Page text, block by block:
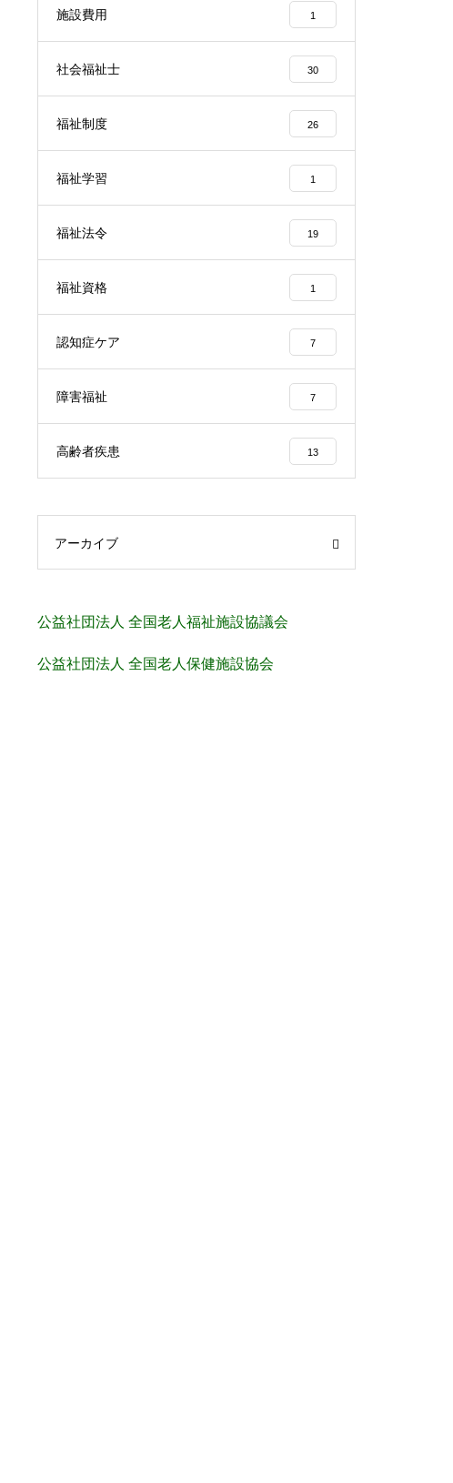
施設費用 1
社会福祉士 30
福祉制度 26
福祉学習 1
福祉法令 19
福祉資格 1
認知症ケア 7
障害福祉 7
高齢者疾患 13
アーカイブ
公益社団法人 全国老人福祉施設協議会
公益社団法人 全国老人保健施設協会